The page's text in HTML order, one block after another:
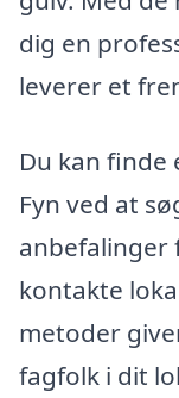
dig en
leverer et
Du kan
Fyn ved at
anbefalinger
kontakte
metoder
fagfolk i dit